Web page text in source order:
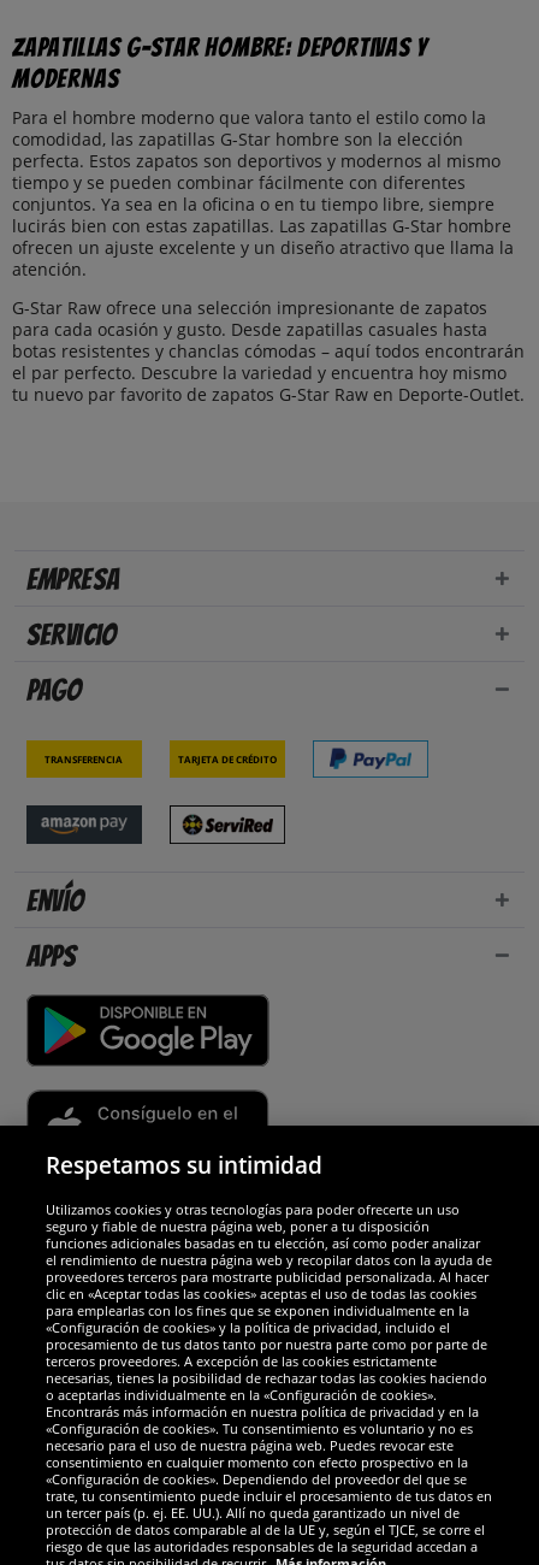
Zapatillas G-Star Hombre: Deportivas y
Modernas
Para el hombre moderno que valora tanto el estilo como la
comodidad, las zapatillas G-Star hombre son la elección
perfecta. Estos zapatos son deportivos y modernos al mismo
tiempo y se pueden combinar fácilmente con diferentes
conjuntos. Ya sea en la oficina o en tu tiempo libre, siempre
lucirás bien con estas zapatillas. Las zapatillas G-Star hombre
ofrecen un ajuste excelente y un diseño atractivo que llama la
atención.
G-Star Raw ofrece una selección impresionante de zapatos
para cada ocasión y gusto. Desde zapatillas casuales hasta
botas resistentes y chanclas cómodas – aquí todos encontrarán
el par perfecto. Descubre la variedad y encuentra hoy mismo
tu nuevo par favorito de zapatos G-Star Raw en Deporte-Outlet.
Empresa
Servicio
Pago
Transferencia Tarjeta de crédito
Envío
Apps
Socios y seguridad
Galardones
Redes sociales
Respetamos su intimidad
Utilizamos cookies y otras tecnologías para poder ofrecerte un uso
seguro y fiable de nuestra página web, poner a tu disposición
funciones adicionales basadas en tu elección, así como poder analizar
el rendimiento de nuestra página web y recopilar datos con la ayuda de
proveedores terceros para mostrarte publicidad personalizada. Al hacer
clic en «Aceptar todas las cookies» aceptas el uso de todas las cookies
para emplearlas con los fines que se exponen individualmente en la
«Configuración de cookies» y la política de privacidad, incluido el
procesamiento de tus datos tanto por nuestra parte como por parte de
terceros proveedores. A excepción de las cookies estrictamente
necesarias, tienes la posibilidad de rechazar todas las cookies haciendo
o aceptarlas individualmente en la «Configuración de cookies».
Encontrarás más información en nuestra política de privacidad y en la
«Configuración de cookies». Tu consentimiento es voluntario y no es
necesario para el uso de nuestra página web. Puedes revocar este
consentimiento en cualquier momento con efecto prospectivo en la
«Configuración de cookies». Dependiendo del proveedor del que se
trate, tu consentimiento puede incluir el procesamiento de tus datos en
un tercer país (p. ej. EE. UU.). Allí no queda garantizado un nivel de
protección de datos comparable al de la UE y, según el TJCE, se corre el
riesgo de que las autoridades responsables de la seguridad accedan a